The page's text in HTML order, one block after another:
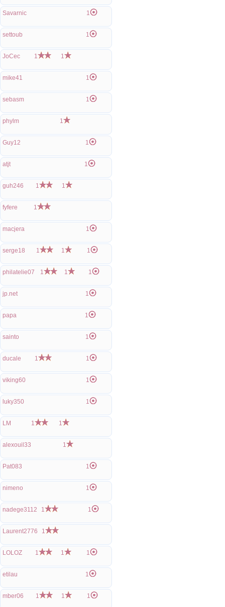
Savarnic 1
settoub 1
JoCec 1 1
mike41 1
sebasm 1
phylm 1
Guy12 1
atjt 1
guh246 1 1
fyfere 1
macjera 1
serge18 1 1 1
philatelie07 1 1 1
jp.net 1
papa 1
sainto 1
ducale 1 1
viking60 1
luky350 1
LM 1 1
alexouil33 1
Pat083 1
nimeno 1
nadege3112 1 1
Laurent2776 1
LOLOZ 1 1 1
etilau 1
mber06 1 1 1